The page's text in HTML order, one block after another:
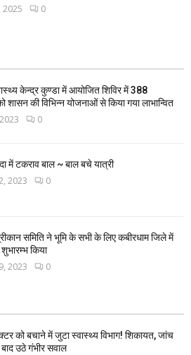
2025 0
केन्द्र कुण्डा में आयोजित शिविर में 388
शासन की विभिन्न योजनाओं से किया गया लाभान्वित
0
में टकराव बाल ~ बाल बचे यात्री
2023 0
समिति ने भूमि के सभी के लिए कबीरधाम जिले में
किया
2023 0
को बचाने में जुटा स्वास्थ्य विभाग! शिकायत, जांच
उठे गंभीर सवाल